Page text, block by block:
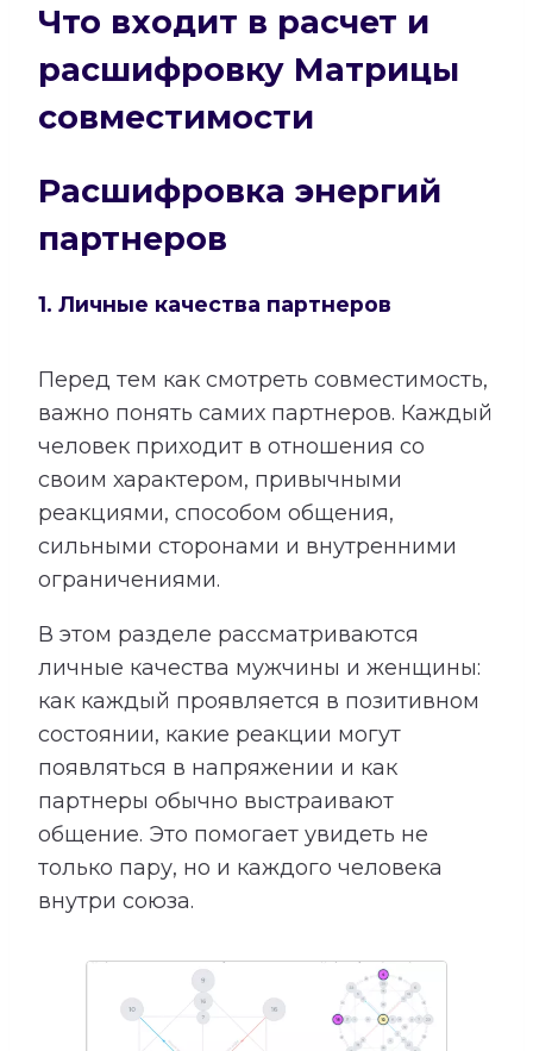
Что входит в расчет и
расшифровку Матрицы
совместимости
Расшифровка энергий
партнеров
1. Личные качества партнеров
Перед тем как смотреть совместимость,
важно понять самих партнеров. Каждый
человек приходит в отношения со
своим характером, привычными
реакциями, способом общения,
сильными сторонами и внутренними
ограничениями.
В этом разделе рассматриваются
личные качества мужчины и женщины:
как каждый проявляется в позитивном
состоянии, какие реакции могут
появляться в напряжении и как
партнеры обычно выстраивают
общение. Это помогает увидеть не
только пару, но и каждого человека
внутри союза.